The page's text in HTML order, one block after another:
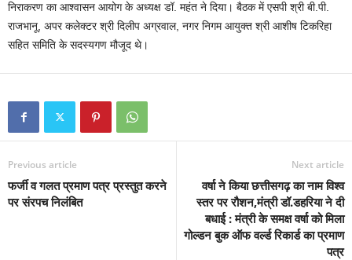
निराकरण का आश्वासन आयोग के अध्यक्ष डॉ. महंत ने दिया। बैठक में एसपी श्री बी.पी.
राजभानू, अपर कलेक्टर श्री दिलीप अग्रवाल, नगर निगम आयुक्त श्री आशीष टिकरिहा
सहित समिति के सदस्यगण मौजूद थे।
Previous article
फर्जी व गलत प्रमाण पत्र प्रस्तुत करने
पर संरपच निलंबित
Next article
वर्षा ने किया छत्तीसगढ़ का नाम विश्व
स्तर पर रौशन,मंत्री डॉ.डहरिया ने दी
बधाई : मंत्री के समक्ष वर्षा को मिला
गोल्डन बुक ऑफ वर्ल्ड रिकार्ड का प्रमाण
पत्र